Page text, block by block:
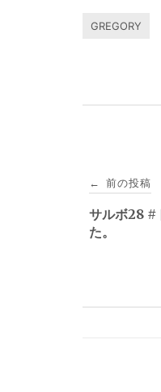
GREGORY
稿
ナ
← 前の投稿
サルボ28 #
た。